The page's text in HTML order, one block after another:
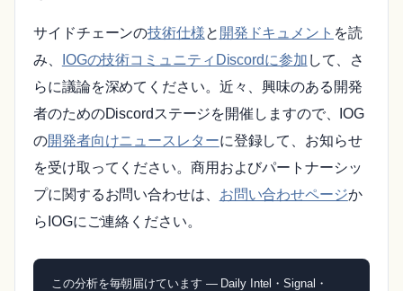
サイドチェーンの技術仕様と 開発ドキュメント を読
み、
IOGの技術コミュニティDiscordに参加 して、さ
らに議論を深めてください。近々、興味のある開発
者のためのDiscordステージを開催しますので、IOG
の開発者向けニュースレターに登録して、お知らせ
を受け取ってください。商用およびパートナーシッ
プに関するお問い合わせは、 お問い合わせページか
らIOGにご連絡ください。
この分析を毎朝届けています — Daily Intel・Signal・